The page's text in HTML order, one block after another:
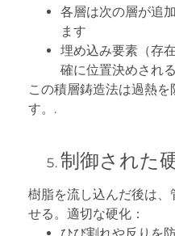
各層は次の層が追
ます
埋め込み要素（存
確に位置決めされる
この積層鋳造法は過熱
す。.
制御された
樹脂を流し込んだ後は、
せる。適切な硬化：